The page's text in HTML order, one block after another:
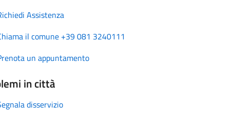
Assistenza
il comune +39 081 3240111
un appuntamento
in città
disservizio